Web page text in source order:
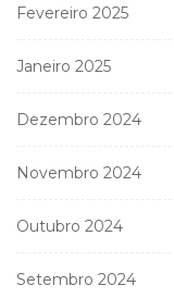
Fevereiro 2025
Janeiro 2025
Dezembro 2024
Novembro 2024
Outubro 2024
Setembro 2024